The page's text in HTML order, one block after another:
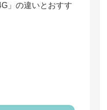
」の違いとおすす